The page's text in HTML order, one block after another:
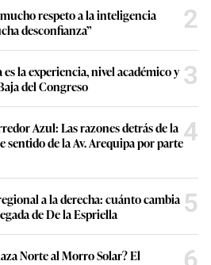
respeto a la inteligencia
desconfianza”
2
la experiencia, nivel académico y
del Congreso
3
Azul: Las razones detrás de la
sentido de la Av. Arequipa por parte4
a la derecha: cuánto cambia
de De la Espriella
5
Norte al Morro Solar? El